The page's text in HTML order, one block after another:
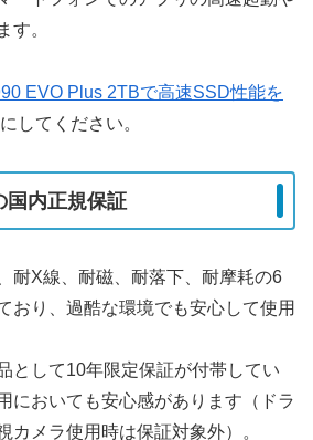
す。
EVO Plus 2TBで高速SSD性能を
してください。
国内正規保証
耐X線、耐磁、耐落下、耐摩耗の6
おり、過酷な環境でも安心して使用
として10年限定保証が付帯してい
においても安心感があります（ドラ
カメラ使用時は保証対象外）。